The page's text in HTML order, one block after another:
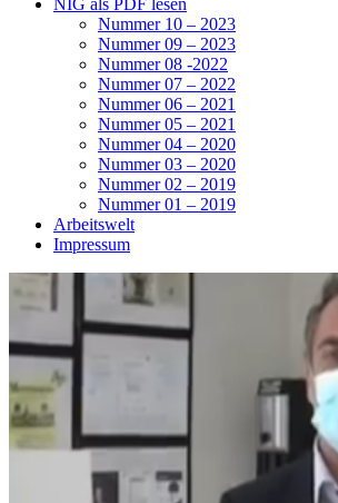
NIG als PDF lesen
Nummer 10 – 2023
Nummer 09 – 2023
Nummer 08 -2022
Nummer 07 – 2022
Nummer 06 – 2021
Nummer 05 – 2021
Nummer 04 – 2020
Nummer 03 – 2020
Nummer 02 – 2019
Nummer 01 – 2019
Arbeitswelt
Impressum